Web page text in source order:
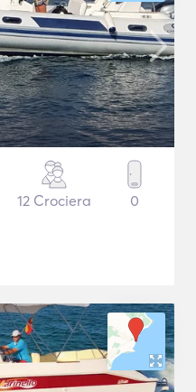
12 Crociera 0